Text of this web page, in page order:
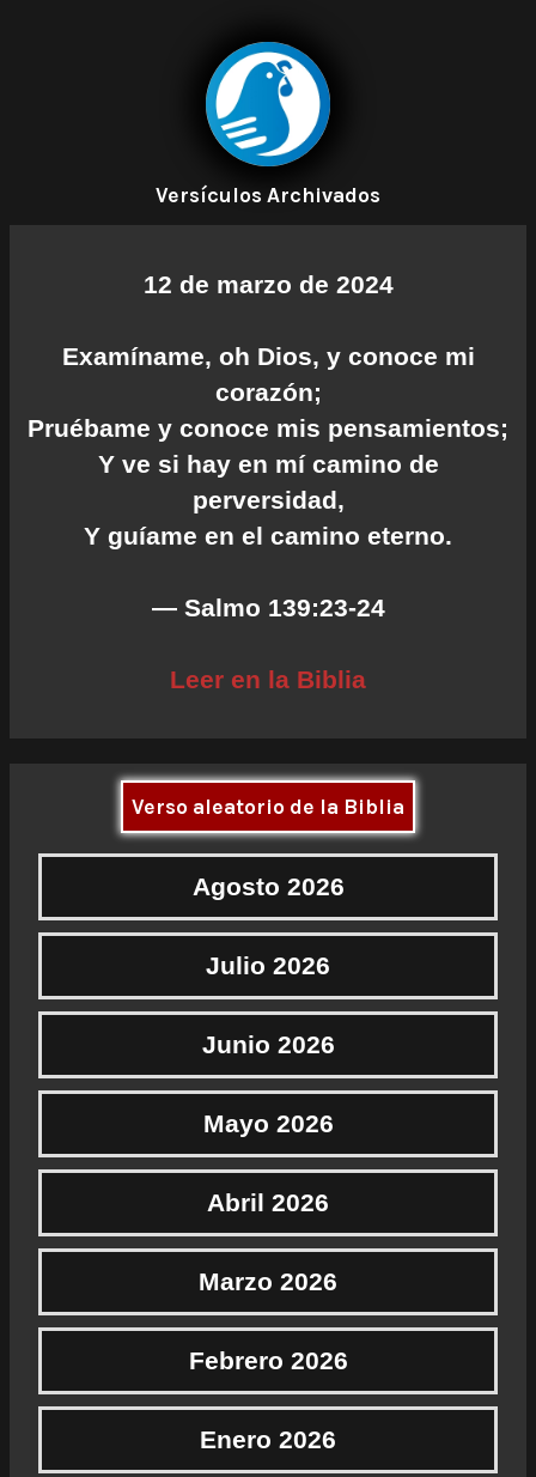
Versículos Archivados
12 de marzo de 2024
Examíname, oh Dios, y conoce mi
corazón;
Pruébame y conoce mis pensamientos;
Y ve si hay en mí camino de
perversidad,
Y guíame en el camino eterno.
— Salmo 139:23-24
Leer en la Biblia
Verso aleatorio de la Biblia
Agosto 2026
Julio 2026
Junio 2026
Mayo 2026
Abril 2026
Marzo 2026
Febrero 2026
Enero 2026